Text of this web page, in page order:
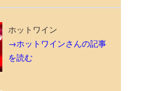
ホットワイン
→ホットワインさんの記事
を読む